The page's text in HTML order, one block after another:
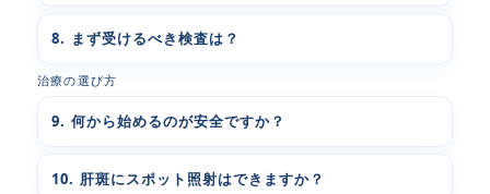
8. まず受けるべき検査は？
治療の選び方
9. 何から始めるのが安全ですか？
10. 肝斑にスポット照射はできますか？